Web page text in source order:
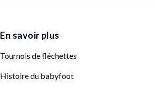
En savoir plus
Tournois de fléchettes
Histoire du babyfoot